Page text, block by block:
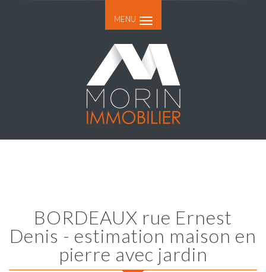
MENU
BORDEAUX rue Ernest
Denis - estimation maison en
pierre avec jardin